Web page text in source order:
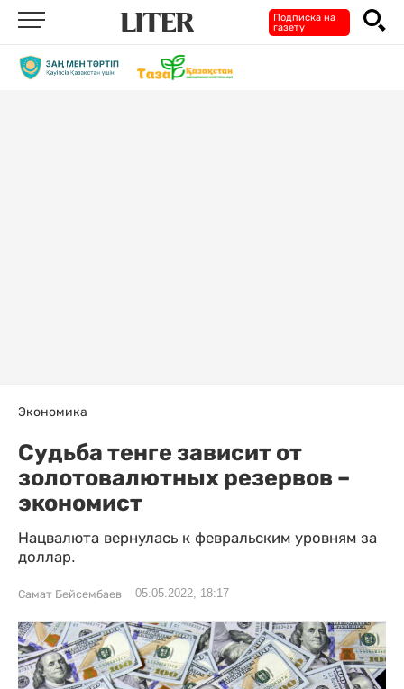
Подписка на
газету
Экономика
Судьба тенге зависит от
золотовалютных резервов –
экономист
Нацвалюта вернулась к февральским уровням за
доллар.
Самат Бейсембаев 05.05.2022, 18:17